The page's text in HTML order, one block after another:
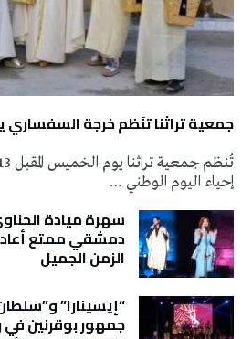
جمعية تراثنا تنَظم خرجة السفساري يوم 13 أوت
إحياء اليوم الوطني …
سهرة ميادة
دمشقي ممتع أعاد
الزمن الجميل
“إيسينارا”
جمهور بوقرنين